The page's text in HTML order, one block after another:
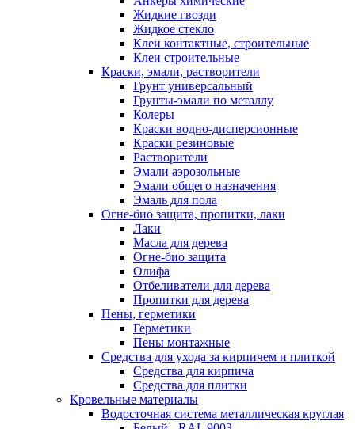
Жидкие гвозди
Жидкое стекло
Клеи контактные, строительные
Клеи строительные
Краски, эмали, растворители
Грунт универсальный
Грунты-эмали по металлу
Колеры
Краски водно-дисперсионные
Краски резиновые
Растворители
Эмали аэрозольные
Эмали общего назначения
Эмаль для пола
Огне-био защита, пропитки, лаки
Лаки
Масла для дерева
Огне-био защита
Олифа
Отбеливатели для дерева
Пропитки для дерева
Пены, герметики
Герметики
Пены монтажные
Средства для ухода за кирпичем и плиткой
Средства для кирпича
Средства для плитки
Кровельные материалы
Водосточная система металлическая круглая